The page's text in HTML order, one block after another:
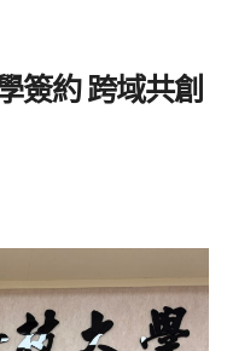
簽約 跨域共創